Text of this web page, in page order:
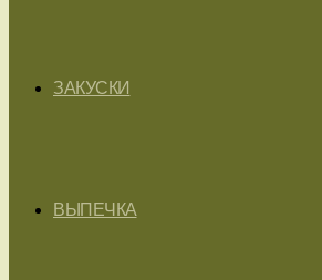
ЗАКУСКИ
ВЫПЕЧКА